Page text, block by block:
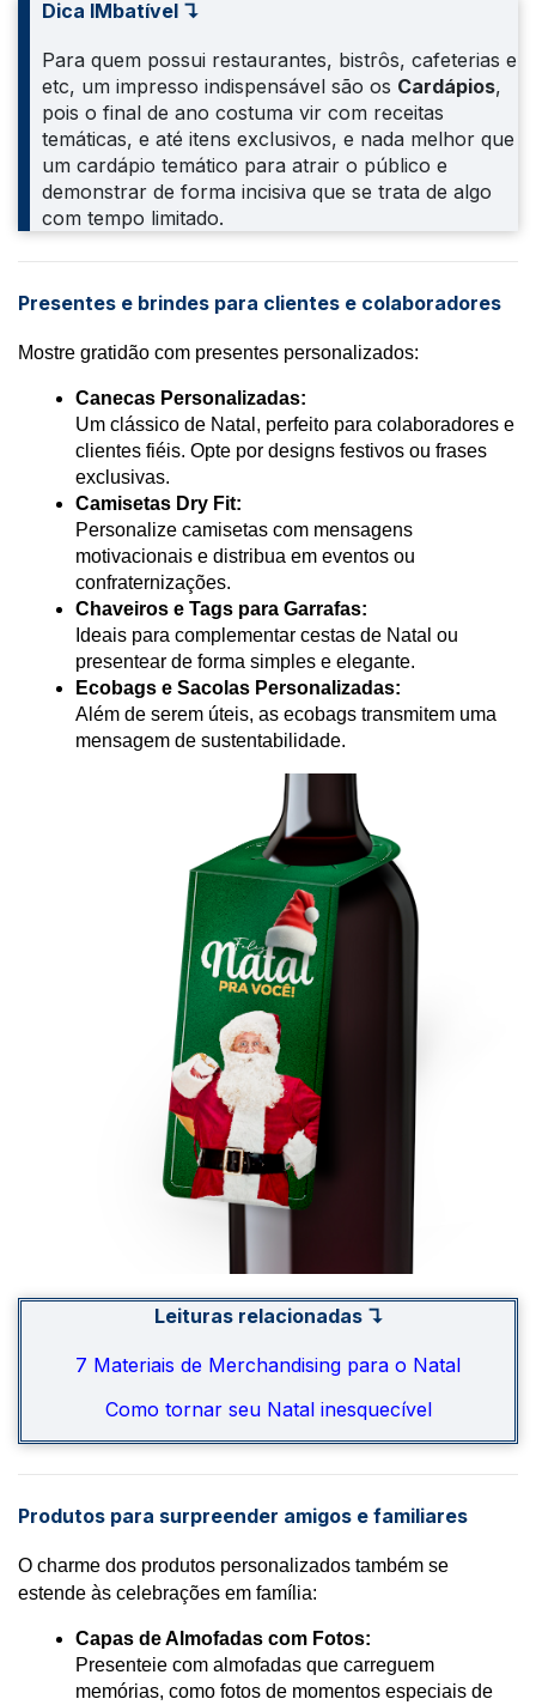
Dica IMbatível ↴
Para quem possui restaurantes, bistrôs, cafeterias e
etc, um impresso indispensável são os Cardápios,
pois o final de ano costuma vir com receitas
temáticas, e até itens exclusivos, e nada melhor que
um cardápio temático para atrair o público e
demonstrar de forma incisiva que se trata de algo
com tempo limitado.
Presentes e brindes para clientes e colaboradores
Mostre gratidão com presentes personalizados:
Canecas Personalizadas:
Um clássico de Natal, perfeito para colaboradores e
clientes fiéis. Opte por designs festivos ou frases
exclusivas.
Camisetas Dry Fit:
Personalize camisetas com mensagens
motivacionais e distribua em eventos ou
confraternizações.
Chaveiros e Tags para Garrafas:
Ideais para complementar cestas de Natal ou
presentear de forma simples e elegante.
Ecobags e Sacolas Personalizadas:
Além de serem úteis, as ecobags transmitem uma
mensagem de sustentabilidade.
Leituras relacionadas ↴
7 Materiais de Merchandising para o Natal
Como tornar seu Natal inesquecível
Produtos para surpreender amigos e familiares
O charme dos produtos personalizados também se
estende às celebrações em família:
Capas de Almofadas com Fotos:
Presenteie com almofadas que carreguem
memórias, como fotos de momentos especiais de